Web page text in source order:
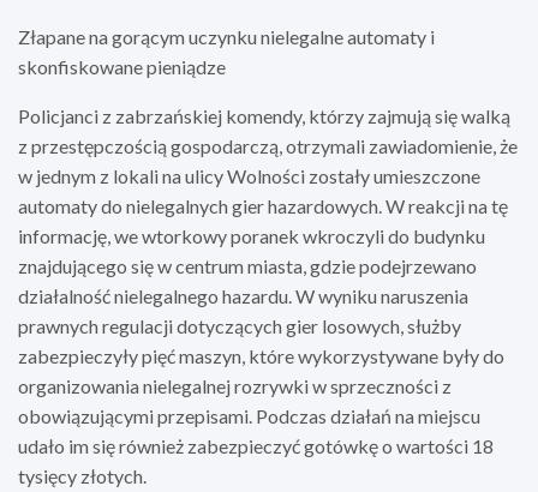
Złapane na gorącym uczynku nielegalne automaty i
skonfiskowane pieniądze
Policjanci z zabrzańskiej komendy, którzy zajmują się walką
z przestępczością gospodarczą, otrzymali zawiadomienie, że
w jednym z lokali na ulicy Wolności zostały umieszczone
automaty do nielegalnych gier hazardowych. W reakcji na tę
informację, we wtorkowy poranek wkroczyli do budynku
znajdującego się w centrum miasta, gdzie podejrzewano
działalność nielegalnego hazardu. W wyniku naruszenia
prawnych regulacji dotyczących gier losowych, służby
zabezpieczyły pięć maszyn, które wykorzystywane były do
organizowania nielegalnej rozrywki w sprzeczności z
obowiązującymi przepisami. Podczas działań na miejscu
udało im się również zabezpieczyć gotówkę o wartości 18
tysięcy złotych.